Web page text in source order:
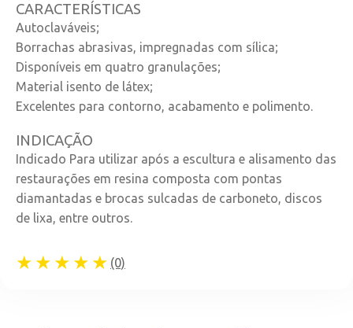
CARACTERÍSTICAS
Autoclaváveis;
Borrachas abrasivas, impregnadas com sílica;
Disponíveis em quatro granulações;
Material isento de látex;
Excelentes para contorno, acabamento e polimento.
INDICAÇÃO
Indicado Para utilizar após a escultura e alisamento das
restaurações em resina composta com pontas
diamantadas e brocas sulcadas de carboneto, discos
de lixa, entre outros.
★★★★★ (0)